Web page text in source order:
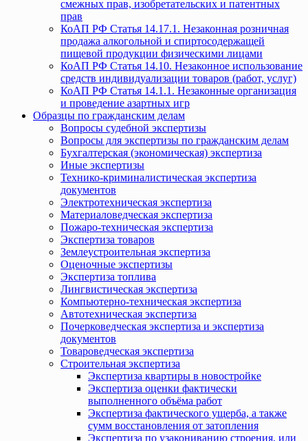
смежных прав, изобретательских и патентных
прав
КоАП РФ Статья 14.17.1. Незаконная розничная
продажа алкогольной и спиртосодержащей
пищевой продукции физическими лицами
КоАП РФ Статья 14.10. Незаконное использование
средств индивидуализации товаров (работ, услуг)
КоАП РФ Статья 14.1.1. Незаконные организация
и проведение азартных игр
Образцы по гражданским делам
Вопросы судебной экспертизы
Вопросы для экспертизы по гражданским делам
Бухгалтерская (экономическая) экспертиза
Иные экспертизы
Технико-криминалистическая экспертиза
документов
Электротехническая экспертиза
Материаловедческая экспертиза
Пожаро-техническая экспертиза
Экспертиза товаров
Землеустроительная экспертиза
Оценочные экспертизы
Экспертиза топлива
Лингвистическая экспертиза
Компьютерно-техническая экспертиза
Автотехническая экспертиза
Почерковедческая экспертиза и экспертиза
документов
Товароведческая экспертиза
Строительная экспертиза
Экспертиза квартиры в новостройке
Экспертиза оценки фактически
выполненного объёма работ
Экспертиза фактического ущерба, а также
сумм восстановления от затопления
Экспертиза по узакониванию строения, или